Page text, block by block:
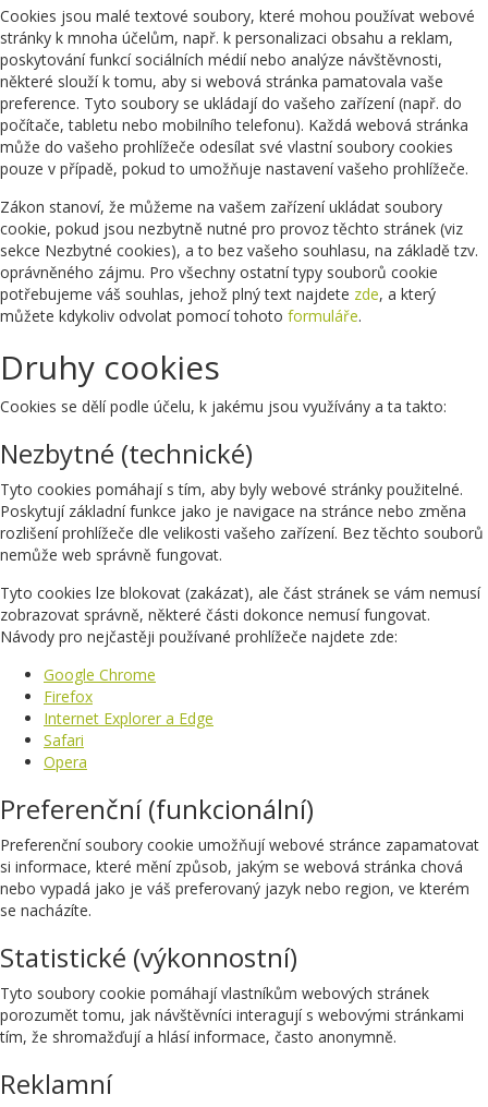
Cookies jsou malé textové soubory, které mohou používat webové
stránky k mnoha účelům, např. k personalizaci obsahu a reklam,
poskytování funkcí sociálních médií nebo analýze návštěvnosti,
některé slouží k tomu, aby si webová stránka pamatovala vaše
preference. Tyto soubory se ukládají do vašeho zařízení (např. do
počítače, tabletu nebo mobilního telefonu). Každá webová stránka
může do vašeho prohlížeče odesílat své vlastní soubory cookies
pouze v případě, pokud to umožňuje nastavení vašeho prohlížeče.
Zákon stanoví, že můžeme na vašem zařízení ukládat soubory
cookie, pokud jsou nezbytně nutné pro provoz těchto stránek (viz
sekce Nezbytné cookies), a to bez vašeho souhlasu, na základě tzv.
oprávněného zájmu. Pro všechny ostatní typy souborů cookie
potřebujeme váš souhlas, jehož plný text najdete zde, a který
můžete kdykoliv odvolat pomocí tohoto formuláře.
Druhy cookies
Cookies se dělí podle účelu, k jakému jsou využívány a ta takto:
Nezbytné (technické)
Tyto cookies pomáhají s tím, aby byly webové stránky použitelné.
Poskytují základní funkce jako je navigace na stránce nebo změna
rozlišení prohlížeče dle velikosti vašeho zařízení. Bez těchto souborů
nemůže web správně fungovat.
Tyto cookies lze blokovat (zakázat), ale část stránek se vám nemusí
zobrazovat správně, některé části dokonce nemusí fungovat.
Návody pro nejčastěji používané prohlížeče najdete zde:
Google Chrome
Firefox
Internet Explorer a Edge
Safari
Opera
Preferenční (funkcionální)
Preferenční soubory cookie umožňují webové stránce zapamatovat
si informace, které mění způsob, jakým se webová stránka chová
nebo vypadá jako je váš preferovaný jazyk nebo region, ve kterém
se nacházíte.
Statistické (výkonnostní)
Tyto soubory cookie pomáhají vlastníkům webových stránek
porozumět tomu, jak návštěvníci interagují s webovými stránkami
tím, že shromažďují a hlásí informace, často anonymně.
Reklamní